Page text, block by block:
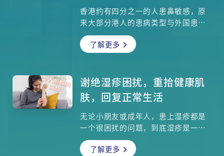
香港约有四分之一的人患鼻敏感，原
来大部分港人的患病类型与外国患者
并不一样。虽然症状只是打喷嚏、流
鼻水，对日常生活也会造成颇大影
致鼻水倒流，大大影响睡眠质素，有
什么方法可以关掉鼻子的水龙头，还
给患者一夜好眠？治疗方面，服用抗
敏药、喷鼻剂、洗鼻、针灸，甚至手
术，哪些病人适合使用哪种疗法？
了解更多
谢绝湿疹困扰，重拾健康肌
肤，回复正常生活
无论小朋友或成年人，患上湿疹都是
一个很困扰的问题，到底湿疹是一种
怎样的疾病？有说儿童长大后，湿疹
便会自行痊愈，是否真的？现时有哪
了解更多